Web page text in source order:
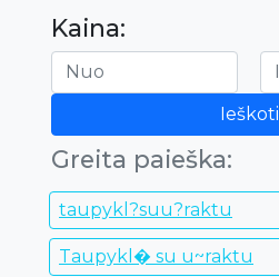
Kaina:
Ieškoti
Greita paieška:
taupykl?suu?raktu
Taupykl� su u~raktu